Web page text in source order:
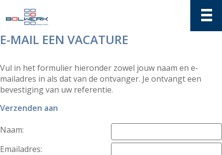
E-MAIL EEN VACATURE
Vul in het formulier hieronder zowel jouw naam en e-
mailadres in als dat van de ontvanger. Je ontvangt een
bevestiging van uw referentie.
Verzenden aan
Naam:
Emailadres: